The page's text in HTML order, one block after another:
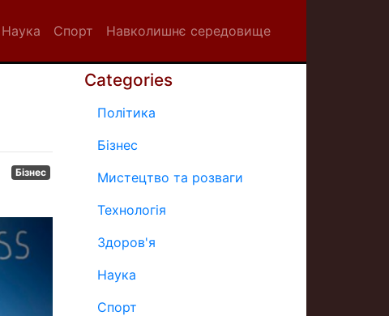
Наука Спорт Навколишнє середовище
Бізнес
Categories
Політика
Бізнес
Мистецтво та розваги
Технологія
Здоров'я
Наука
Спорт